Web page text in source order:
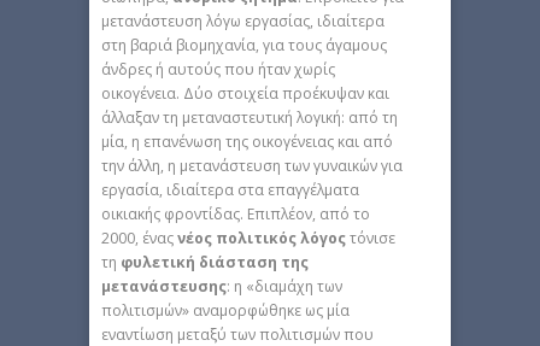
μετανάστευση λόγω εργασίας, ιδιαίτερα
στη βαριά βιομηχανία, για τους άγαμους
άνδρες ή αυτούς που ήταν χωρίς
οικογένεια. Δύο στοιχεία προέκυψαν και
άλλαξαν τη μεταναστευτική λογική: από τη
μία, η επανένωση της οικογένειας και από
την άλλη, η μετανάστευση των γυναικών για
εργασία, ιδιαίτερα στα επαγγέλματα
οικιακής φροντίδας. Επιπλέον, από το
2000, έναςνέος πολιτικός λόγοςτόνισε
τη φυλετική διάσταση της
μετανάστευσης: η «διαμάχη των
πολιτισμών» αναμορφώθηκε ως μία
εναντίωση μεταξύ των πολιτισμών που